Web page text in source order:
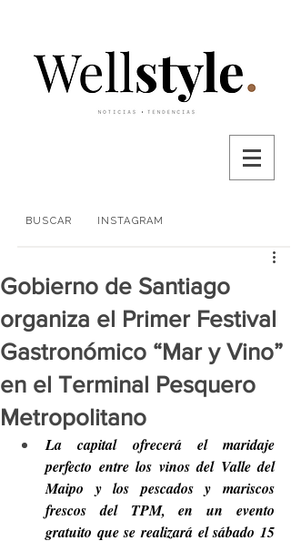
BUSCAR INSTAGRAM
Gobierno de Santiago
organiza el Primer Festival
Gastronómico “Mar y Vino”
en el Terminal Pesquero
Metropolitano
La capital ofrecerá el maridaje
perfecto entre los vinos del Valle del
Maipo y los pescados y mariscos
frescos del TPM, en un evento
gratuito que se realizará el sábado 15